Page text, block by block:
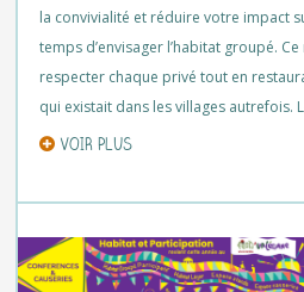
la convivialité et réduire votre impact
temps d’envisager l’habitat groupé.
respecter chaque privé tout en
qui existait dans les villages autrefois.
VOIR PLUS